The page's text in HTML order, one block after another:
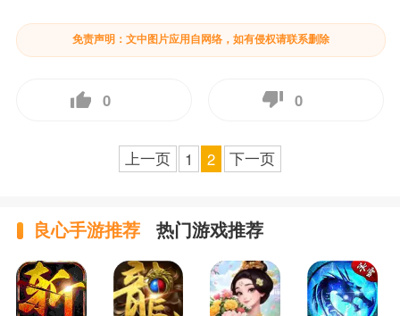
免责声明：文中图片应用自网络，如有侵权请联系删除
0 0
上一页 1 2 下一页
良心手游推荐 热门游戏推荐